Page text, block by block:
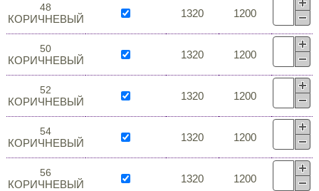
48
КОРИЧНЕВЫЙ 1320 1200
50
КОРИЧНЕВЫЙ 1320 1200
52
КОРИЧНЕВЫЙ 1320 1200
54
КОРИЧНЕВЫЙ 1320 1200
56
КОРИЧНЕВЫЙ 1320 1200